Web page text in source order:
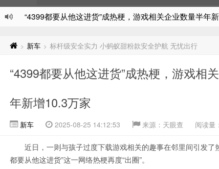
“4399都要从他这进货”成热梗，游戏相关企业数量半年
石墨烯论坛共谋新材发展，国内现存新材料相关企业超
国家药监局新批295个医疗器械，现存相关企业超599万
> 新车 > 标杆级安全实力 小蚂蚁甜粉款安全护航 无忧出行
“4399都要从他这进货”成热梗，游戏相
年新增10.3万家
新车 2025-08-25 14:12:53 来源：天眼查 阅读
近日，一则与孩子过度下载游戏相关的趣事在邻里间引发了
都要从他这进货”这一网络热梗再度“出圈”。